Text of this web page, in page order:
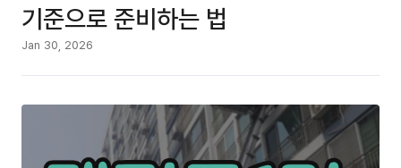
기준으로 준비하는 법
Jan 30, 2026